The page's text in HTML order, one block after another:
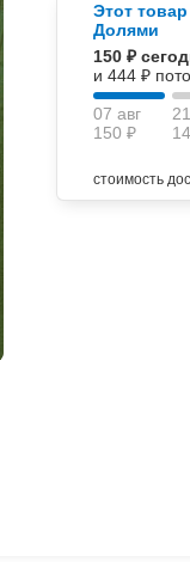
Этот
Долями
150 ₽
и 444 ₽
07 авг
150 ₽
стоимость